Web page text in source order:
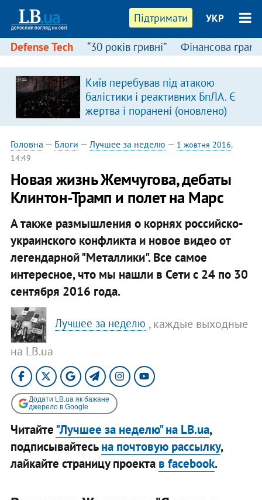
Підтримати УКР
Defense Tech “30 років гривні” Фінансова
Київ перебував під атакою
балістики і реактивних БпЛА. Є
жертва і поранені (оновлено)
Головна — Блоги — Лучшее за неделю — 1 жовтня 2016,
14:49
Новая жизнь Жемчугова, дебаты
Клинтон-Трамп и полет на Марс
А также размышления о корнях российско-
украинского конфликта и новое видео от
легендарной "Металлики". Все самое
интересное, что мы нашли в Сети с 24 по 30
сентября 2016 года.
Лучшее за неделю , каждые выходные
на LB.ua
Додати LB.ua як бажане
джерело в Google
Читайте"Лучшее за неделю" на LB.ua,
подписывайтесьна почтовую рассылку,
лайкайте страницу проекта в facebook.